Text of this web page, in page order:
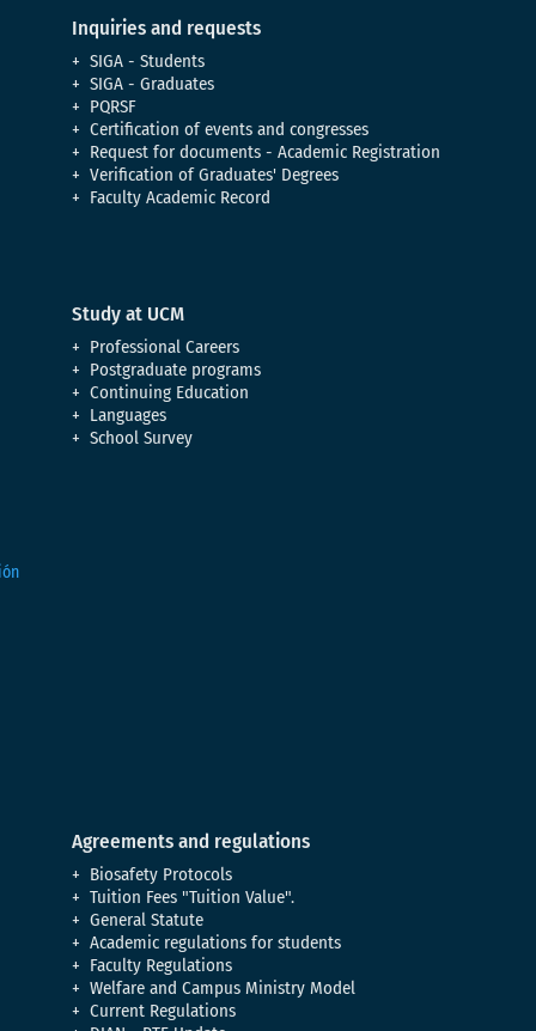
Inquiries and requests
SIGA - Students
SIGA - Graduates
PQRSF
Certification of events and congresses
Request for documents - Academic Registration
Verification of Graduates' Degrees
Faculty Academic Record
Study at UCM
Professional Careers
Postgraduate programs
Continuing Education
Languages
School Survey
Agreements and regulations
Biosafety Protocols
Tuition Fees "Tuition Value".
General Statute
Academic regulations for students
Faculty Regulations
Welfare and Campus Ministry Model
Current Regulations